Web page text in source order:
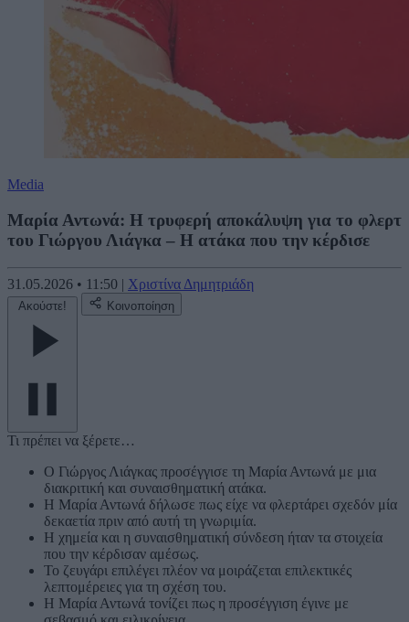
Media
Μαρία Αντωνά: Η τρυφερή αποκάλυψη για το φλερτ
του Γιώργου Λιάγκα – Η ατάκα που την κέρδισε
31.05.2026 • 11:50 | Χριστίνα Δημητριάδη
Ακούστε! Κοινοποίηση
Τι πρέπει να ξέρετε…
Ο Γιώργος Λιάγκας προσέγγισε τη Μαρία Αντωνά με μια
διακριτική και συναισθηματική ατάκα.
Η Μαρία Αντωνά δήλωσε πως είχε να φλερτάρει σχεδόν μία
δεκαετία πριν από αυτή τη γνωριμία.
Η χημεία και η συναισθηματική σύνδεση ήταν τα στοιχεία
που την κέρδισαν αμέσως.
Το ζευγάρι επιλέγει πλέον να μοιράζεται επιλεκτικές
λεπτομέρειες για τη σχέση του.
Η Μαρία Αντωνά τονίζει πως η προσέγγιση έγινε με